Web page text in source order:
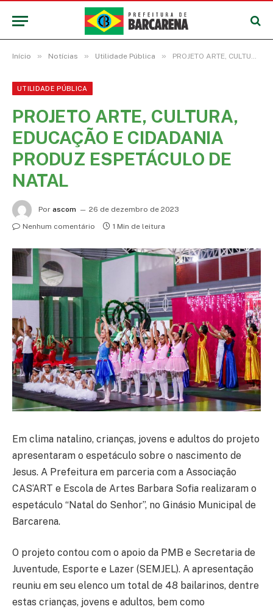
Início » Notícias » Utilidade Pública » PROJETO ARTE, CULTURA, EDUCAÇÃO E CIDADANIA PRODUZ ESPETÁCULO DE NATAL
UTILIDADE PÚBLICA
PROJETO ARTE, CULTURA,
EDUCAÇÃO E CIDADANIA
PRODUZ ESPETÁCULO DE
NATAL
Por ascom
26 de dezembro de 2023
Nenhum comentário
1 Min de leitura
Em clima natalino, crianças, jovens e adultos do projeto
apresentaram o espetáculo sobre o nascimento de
Jesus. A Prefeitura em parceria com a Associação
CAS’ART e Escola de Artes Barbara Sofia realizaram o
espetáculo “Natal do Senhor”, no Ginásio Municipal de
Barcarena.
O projeto contou com o apoio da PMB e Secretaria de
Juventude, Esporte e Lazer (SEMJEL). A apresentação
reuniu em seu elenco um total de 48 bailarinos, dentre
estas crianças, jovens e adultos, bem como